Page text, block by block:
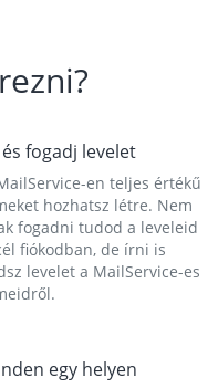
fogadj levelet
en teljes értékű
hozhatsz létre. Nem
fogadni tudod a leveleid
fiókodban, de írni is
levelet a MailService-es
egy helyen